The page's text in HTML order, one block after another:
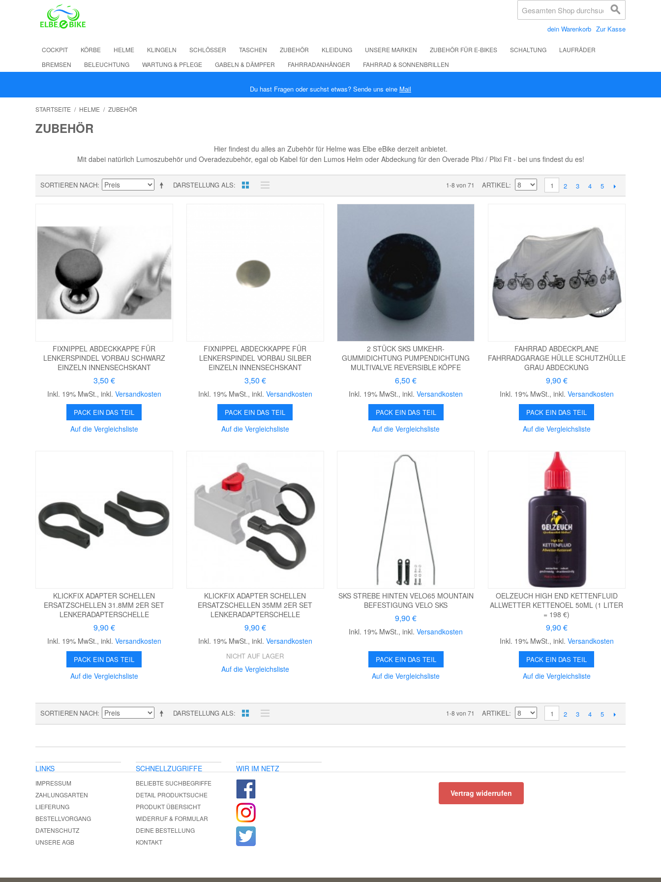
dein Warenkorb Zur Kasse
COCKPIT KÖRBE HELME KLINGELN SCHLÖSSER TASCHEN ZUBEHÖR KLEIDUNG UNSERE MARKEN ZUBEHÖR FÜR E-BIKES SCHALTUNG
LAUFRÄDER
BREMSEN
BELEUCHTUNG WARTUNG & PFLEGE GABELN & DÄMPFER FAHRRADANHÄNGER FAHRRAD & SONNENBRILLEN
Du hast Fragen oder suchst etwas? Sende uns eine Mail
STARTSEITE / HELME / ZUBEHÖR
ZUBEHÖR
Hier findest du alles an Zubehör für Helme was Elbe eBike derzeit anbietet.
Mit dabei natürlich Lumoszubehör und Overadezubehör, egal ob Kabel für den Lumos Helm oder Abdeckung für den Overade Plixi / Plixi Fit - bei uns findest du es!
DARSTELLUNG ALS
SORTIEREN NACH 1-8 von 71 ARTIKEL 1 2 3 4 5
FIXNIPPEL ABDECKKAPPE FÜR
LENKERSPINDEL VORBAU SCHWARZ
EINZELN INNENSECHSKANT
3,50 €
Inkl. 19% MwSt., inkl. Versandkosten
PACK EIN DAS TEIL
Auf die Vergleichsliste
FIXNIPPEL ABDECKKAPPE FÜR
LENKERSPINDEL VORBAU SILBER
EINZELN INNENSECHSKANT
3,50 €
Inkl. 19% MwSt., inkl. Versandkosten
PACK EIN DAS TEIL
Auf die Vergleichsliste
2 STÜCK SKS UMKEHR-
GUMMIDICHTUNG PUMPENDICHTUNG
MULTIVALVE REVERSIBLE KÖPFE
6,50 €
Inkl. 19% MwSt.,inkl.Versandkosten
PACK EIN DAS TEIL
Auf die Vergleichsliste
FAHRRAD ABDECKPLANE
FAHRRADGARAGE HÜLLE SCHUTZHÜLLE
GRAU ABDECKUNG
9,90 €
Inkl. 19% MwSt., inkl. Versandkosten
PACK EIN DAS TEIL
Auf die Vergleichsliste
KLICKFIX ADAPTER SCHELLEN
ERSATZSCHELLEN 31.8MM 2ER SET
LENKERADAPTERSCHELLE
9,90 €
Inkl. 19% MwSt., inkl. Versandkosten
PACK EIN DAS TEIL
Auf die Vergleichsliste
KLICKFIX ADAPTER SCHELLEN
ERSATZSCHELLEN 35MM 2ER SET
LENKERADAPTERSCHELLE
9,90 €
Inkl. 19% MwSt., inkl. Versandkosten
NICHT AUF LAGER
Auf die Vergleichsliste
SKS STREBE HINTEN VELO65 MOUNTAIN
BEFESTIGUNG VELO SKS
9,90 €
Inkl. 19% MwSt.,inkl.Versandkosten
PACK EIN DAS TEIL
Auf die Vergleichsliste
OELZEUCH HIGH END KETTENFLUID
ALLWETTER KETTENOEL 50ML (1 LITER
= 198 €)
9,90 €
Inkl. 19% MwSt., inkl. Versandkosten
PACK EIN DAS TEIL
Auf die Vergleichsliste
DARSTELLUNG ALS
SORTIEREN NACH 1-8 von 71 ARTIKEL 1 2 3 4 5
LINKS
IMPRESSUM
ZAHLUNGSARTEN
LIEFERUNG
BESTELLVORGANG
DATENSCHUTZ
UNSERE AGB
SCHNELLZUGRIFFE
BELIEBTE SUCHBEGRIFFE
DETAIL PRODUKTSUCHE
PRODUKT ÜBERSICHT
WIDERRUF & FORMULAR
DEINE BESTELLUNG
KONTAKT
WIR IM NETZ
Vertrag widerrufen